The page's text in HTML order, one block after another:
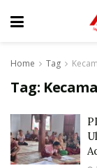
Home Tag
Tag: